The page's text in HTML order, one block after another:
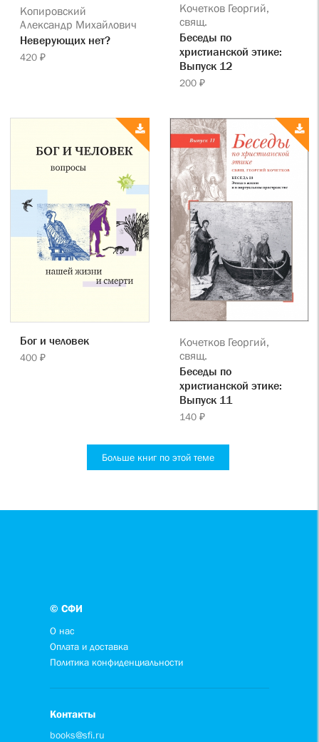
Копировский
Александр Михайлович
Неверующих нет?
420 ₽
Кочетков Георгий,
свящ.
Беседы по
христианской этике:
Выпуск 12
200 ₽
Бог и человек
400 ₽
Кочетков Георгий,
свящ.
Беседы по
христианской этике:
Выпуск 11
140 ₽
Больше книг по этой теме
© СФИ
О нас
Оплата и доставка
Политика конфиденциальности
Контакты
books@sfi.ru